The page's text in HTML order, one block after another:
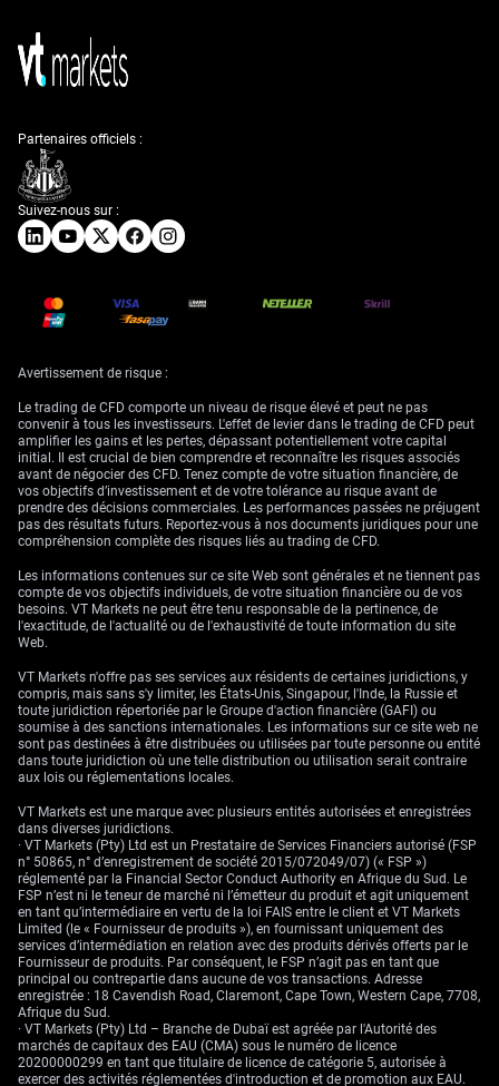
Suivez-nous sur :
Partenaires officiels :
Avertissement de risque :
Le trading de CFD comporte un niveau de risque élevé et peut ne pas
convenir à tous les investisseurs. L'effet de levier dans le trading de CFD peut
amplifier les gains et les pertes, dépassant potentiellement votre capital
initial. Il est crucial de bien comprendre et reconnaître les risques associés
avant de négocier des CFD. Tenez compte de votre situation financière, de
vos objectifs d’investissement et de votre tolérance au risque avant de
prendre des décisions commerciales. Les performances passées ne préjugent
pas des résultats futurs. Reportez-vous à nos documents juridiques pour une
compréhension complète des risques liés au trading de CFD.
Les informations contenues sur ce site Web sont générales et ne tiennent pas
compte de vos objectifs individuels, de votre situation financière ou de vos
besoins. VT Markets ne peut être tenu responsable de la pertinence, de
l'exactitude, de l'actualité ou de l'exhaustivité de toute information du site
Web.
VT Markets n'offre pas ses services aux résidents de certaines juridictions, y
compris, mais sans s'y limiter, les États-Unis, Singapour, l'Inde, la Russie et
toute juridiction répertoriée par le Groupe d'action financière (GAFI) ou
soumise à des sanctions internationales. Les informations sur ce site web ne
sont pas destinées à être distribuées ou utilisées par toute personne ou entité
dans toute juridiction où une telle distribution ou utilisation serait contraire
aux lois ou réglementations locales.
VT Markets est une marque avec plusieurs entités autorisées et enregistrées
dans diverses juridictions.
· VT Markets (Pty) Ltd est un Prestataire de Services Financiers autorisé (FSP
n° 50865, n° d’enregistrement de société 2015/072049/07) (« FSP »)
réglementé par la Financial Sector Conduct Authority en Afrique du Sud. Le
FSP n’est ni le teneur de marché ni l’émetteur du produit et agit uniquement
en tant qu’intermédiaire en vertu de la loi FAIS entre le client et VT Markets
Limited (le « Fournisseur de produits »), en fournissant uniquement des
services d’intermédiation en relation avec des produits dérivés offerts par le
Fournisseur de produits. Par conséquent, le FSP n’agit pas en tant que
principal ou contrepartie dans aucune de vos transactions. Adresse
enregistrée : 18 Cavendish Road, Claremont, Cape Town, Western Cape, 7708,
Afrique du Sud.
· VT Markets (Pty) Ltd – Branche de Dubaï est agréée par l'Autorité des
marchés de capitaux des EAU (CMA) sous le numéro de licence
20200000299 en tant que titulaire de licence de catégorie 5, autorisée à
exercer des activités réglementées d'introduction et de promotion aux EAU.